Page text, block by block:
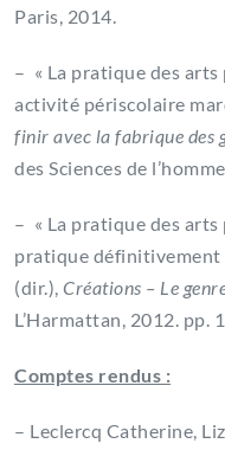
Paris, 2014.
– « La pratique des arts
activité périscolaire
finir avec la fabrique des
des Sciences de
– « La pratique des arts
pratique définitivement
(dir.), Créations – Le
L’Harmattan, 2012. pp.
Comptes rendus :
– Leclercq Catherine,